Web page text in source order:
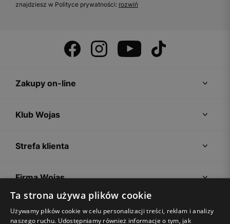
znajdziesz w Polityce prywatności: rozwiń
Zakupy on-line
Klub Wojas
Strefa klienta
Firma Wojas
Porady
Ta strona używa plików cookie
Używamy plików cookie w celu personalizacji treści, reklam i analizy
naszego ruchu. Udostępniamy również informacje o tym, jak